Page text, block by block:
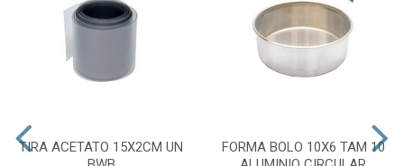
TIRA ACETATO 15X2CM UN
FORMA BOLO 10X6 TAM 10